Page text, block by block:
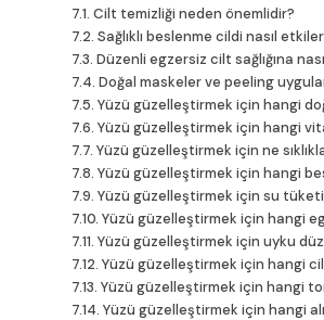
Cilt temizliği neden önemlidir?
Sağlıklı beslenme cildi nasıl
Düzenli egzersiz cilt sağlığına
Doğal maskeler ve peeling
Yüzü güzelleştirmek için hangi
Yüzü güzelleştirmek için hangi
Yüzü güzelleştirmek için ne
Yüzü güzelleştirmek için hangi
Yüzü güzelleştirmek için su
Yüzü güzelleştirmek için hangi
Yüzü güzelleştirmek için uyku
Yüzü güzelleştirmek için hangi
Yüzü güzelleştirmek için hangi
Yüzü güzelleştirmek için hangi